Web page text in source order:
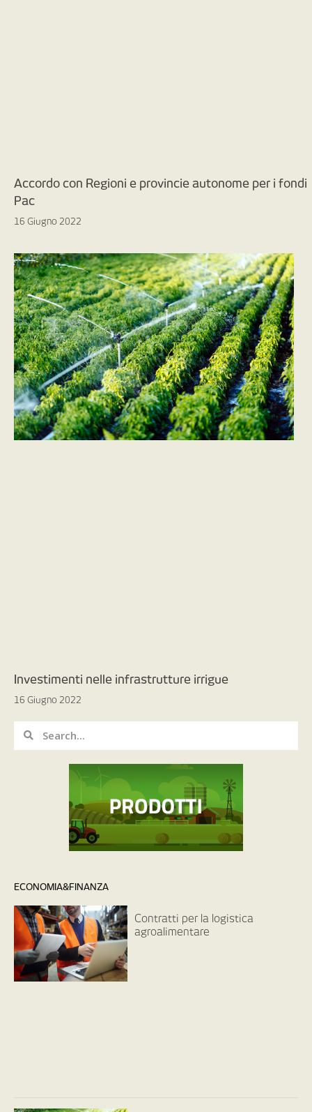
Accordo con Regioni e provincie autonome per i fondi
Pac
16 Giugno 2022
Investimenti nelle infrastrutture irrigue
16 Giugno 2022
ECONOMIA&FINANZA
Contratti per la logistica
agroalimentare